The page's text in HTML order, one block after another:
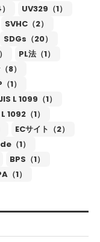
UV329（1）
SVHC（2）
SDGs（20）
PL法（1）
8）
1）
L 1099（1）
1092（1）
ECサイト（2）
（1）
BPS（1）
（1）